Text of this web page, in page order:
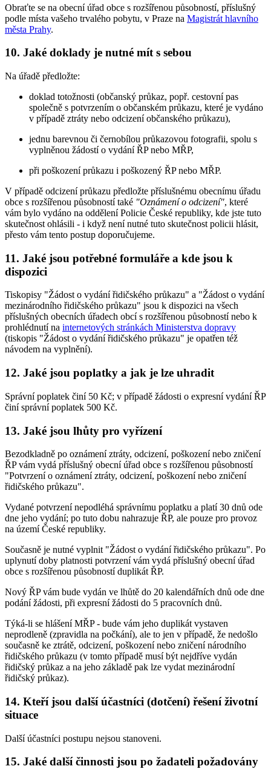
Obraťte se na obecní úřad obce s rozšířenou působností, příslušný
podle místa vašeho trvalého pobytu, v Praze na Magistrát hlavního
města Prahy.
10. Jaké doklady je nutné mít s sebou
Na úřadě předložte:
doklad totožnosti (občanský průkaz, popř. cestovní pas
společně s potvrzením o občanském průkazu, které je vydáno
v případě ztráty nebo odcizení občanského průkazu),
jednu barevnou či černobílou průkazovou fotografii, spolu s
vyplněnou žádostí o vydání ŘP nebo MŘP,
při poškození průkazu i poškozený ŘP nebo MŘP.
V případě odcizení průkazu předložte příslušnému obecnímu úřadu
obce s rozšířenou působností také "Oznámení o odcizení", které
vám bylo vydáno na oddělení Policie České republiky, kde jste tuto
skutečnost ohlásili - i když není nutné tuto skutečnost policii hlásit,
přesto vám tento postup doporučujeme.
11. Jaké jsou potřebné formuláře a kde jsou k
dispozici
Tiskopisy "Žádost o vydání řidičského průkazu" a "Žádost o vydání
mezinárodního řidičského průkazu" jsou k dispozici na všech
příslušných obecních úřadech obcí s rozšířenou působností nebo k
prohlédnutí na internetových stránkách Ministerstva dopravy
(tiskopis "Žádost o vydání řidičského průkazu" je opatřen též
návodem na vyplnění).
12. Jaké jsou poplatky a jak je lze uhradit
Správní poplatek činí 50 Kč; v případě žádosti o expresní vydání ŘP
činí správní poplatek 500 Kč.
13. Jaké jsou lhůty pro vyřízení
Bezodkladně po oznámení ztráty, odcizení, poškození nebo zničení
ŘP vám vydá příslušný obecní úřad obce s rozšířenou působností
"Potvrzení o oznámení ztráty, odcizení, poškození nebo zničení
řidičského průkazu".
Vydané potvrzení nepodléhá správnímu poplatku a platí 30 dnů ode
dne jeho vydání; po tuto dobu nahrazuje ŘP, ale pouze pro provoz
na území České republiky.
Současně je nutné vyplnit "Žádost o vydání řidičského průkazu". Po
uplynutí doby platnosti potvrzení vám vydá příslušný obecní úřad
obce s rozšířenou působností duplikát ŘP.
Nový ŘP vám bude vydán ve lhůtě do 20 kalendářních dnů ode dne
podání žádosti, při expresní žádosti do 5 pracovních dnů.
Týká-li se hlášení MŘP - bude vám jeho duplikát vystaven
neprodleně (zpravidla na počkání), ale to jen v případě, že nedošlo
současně ke ztrátě, odcizení, poškození nebo zničení národního
řidičského průkazu (v tomto případě musí být nejdříve vydán
řidičský průkaz a na jeho základě pak lze vydat mezinárodní
řidičský průkaz).
14. Kteří jsou další účastníci (dotčení) řešení životní
situace
Další účastníci postupu nejsou stanoveni.
15. Jaké další činnosti jsou po žadateli požadovány